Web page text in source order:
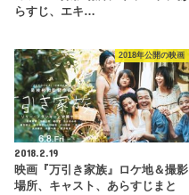
らすじ、エキ…
2018年公開の映画
2018.2.19
映画『万引き家族』ロケ地＆撮影
場所、キャスト、あらすじまと